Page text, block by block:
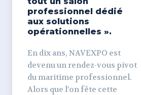
professionnel dédié
aux solutions
opérationnelles ».
En dix ans, NAVEXPO est
devenu un rendez-vous pivot
du maritime professionnel.
Alors que l'on fête cette